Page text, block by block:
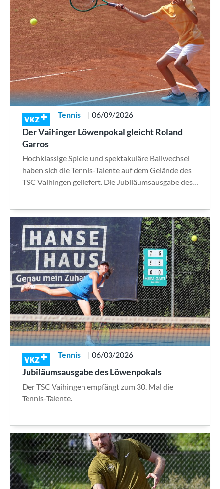
VKZ Tennis | 06/09/2026
Der Vaihinger Löwenpokal gleicht Roland
Garros
Hochklassige Spiele und spektakuläre Ballwechsel
haben sich die Tennis-Talente auf dem Gelände des
TSC Vaihingen geliefert. Die Jubiläumsausgabe des…
VKZ Tennis | 06/03/2026
Jubiläumsausgabe des Löwenpokals
Der TSC Vaihingen empfängt zum 30. Mal die
Tennis-Talente.